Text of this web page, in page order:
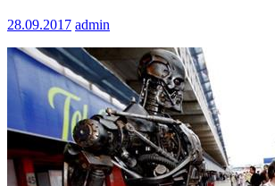
28.09.2017 admin